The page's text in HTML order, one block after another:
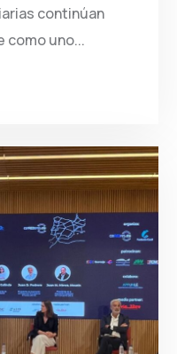
continúan
como uno...